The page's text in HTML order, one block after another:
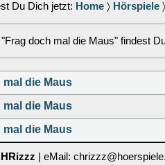
Du Dich jetzt: Home 〉 Hörspiele 〉
"Frag doch mal die Maus" findest
mal die Maus
mal die Maus
mal die Maus
| eMail: